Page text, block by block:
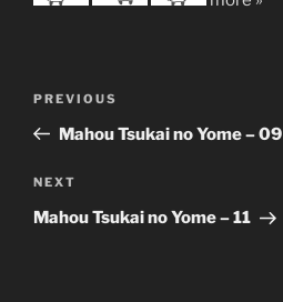
Previous
Post
PREVIOUS
Mahou Tsukai no Yome – 09
Next
Post
NEXT
Mahou Tsukai no Yome – 11